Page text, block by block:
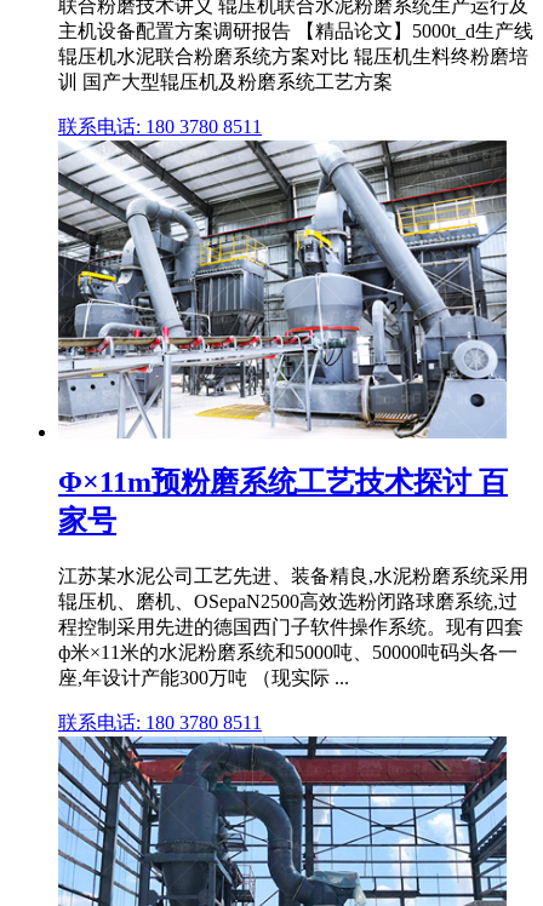
联合粉磨技术讲义 辊压机联合水泥粉磨系统生产运行及
主机设备配置方案调研报告 【精品论文】5000t_d生产线
辊压机水泥联合粉磨系统方案对比 辊压机生料终粉磨培
训 国产大型辊压机及粉磨系统工艺方案
联系电话: 180 3780 8511
Φ×11m预粉磨系统工艺技术探讨 百
家号
江苏某水泥公司工艺先进、装备精良,水泥粉磨系统采用
辊压机、磨机、OSepaN2500高效选粉闭路球磨系统,过
程控制采用先进的德国西门子软件操作系统。现有四套
ф米×11米的水泥粉磨系统和5000吨、50000吨码头各一
座,年设计产能300万吨 （现实际 ...
联系电话: 180 3780 8511